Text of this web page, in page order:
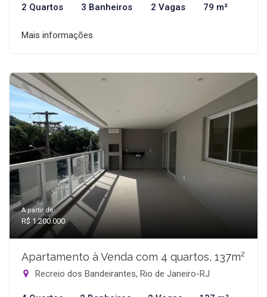
2 Quartos 3 Banheiros 2 Vagas 79 m²
Mais informações
A partir de:
R$ 1.200.000
Apartamento à Venda com 4 quartos, 137m²
Recreio dos Bandeirantes, Rio de Janeiro-RJ